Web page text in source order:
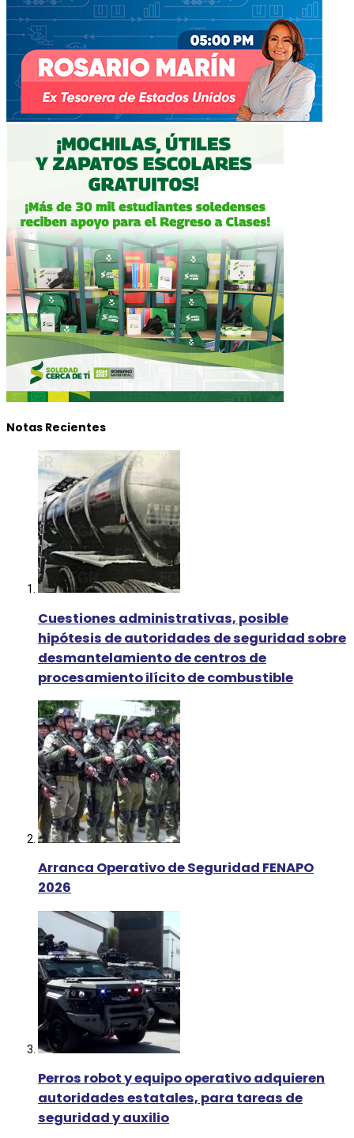
Notas Recientes
Cuestiones administrativas, posible
hipótesis de autoridades de seguridad sobre
desmantelamiento de centros de
procesamiento ilícito de combustible
Arranca Operativo de Seguridad FENAPO
2026
Perros robot y equipo operativo adquieren
autoridades estatales, para tareas de
seguridad y auxilio